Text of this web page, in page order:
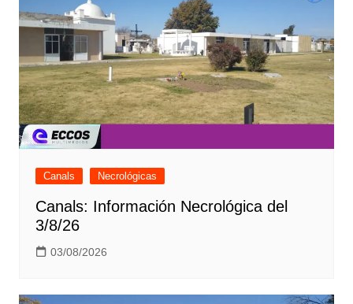
Canals Necrológicas
Canals: Información Necrológica del
3/8/26
03/08/2026